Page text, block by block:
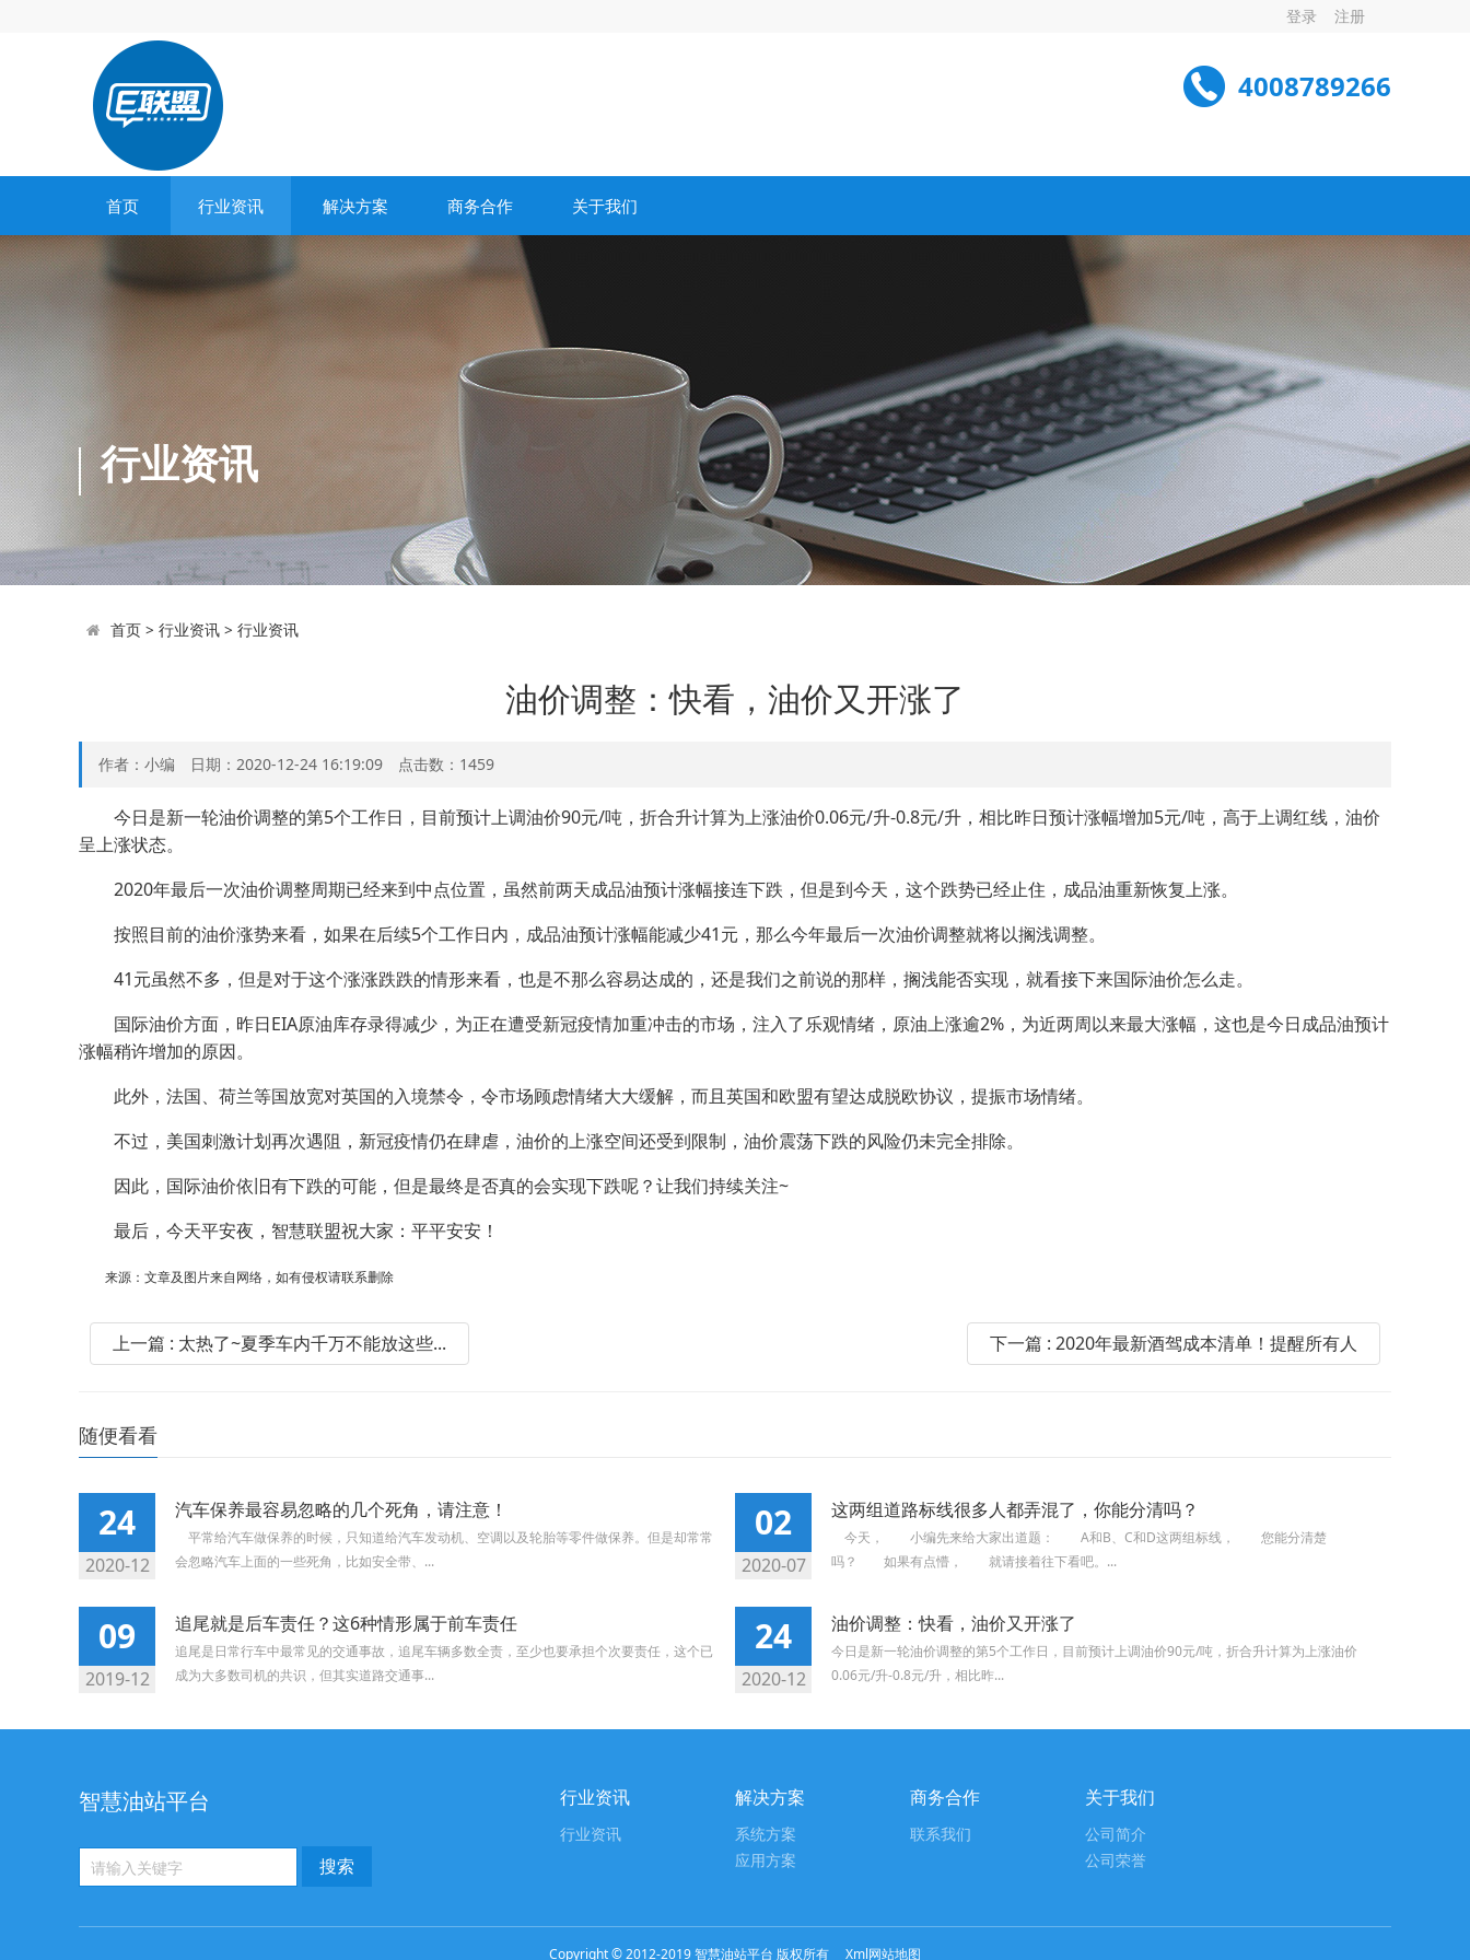
登录 注册
4008789266
首页 行业资讯 解决方案 商务合作 关于我们
行业资讯
首页> 行业资讯> 行业资讯
油价调整：快看，油价又开涨了
作者：小编 日期：2020-12-24 16:19:09 点击数： 1459
今日是新一轮油价调整的第5个工作日，目前预计上调油价90元/吨，折合升计算为上涨油价0.06元/升-0.8元/升，相比昨日预计涨幅增加5元/吨，高于上调红线，油价
呈上涨状态。
2020年最后一次油价调整周期已经来到中点位置，虽然前两天成品油预计涨幅接连下跌，但是到今天，这个跌势已经止住，成品油重新恢复上涨。
按照目前的油价涨势来看，如果在后续5个工作日内，成品油预计涨幅能减少41元，那么今年最后一次油价调整就将以搁浅调整。
41元虽然不多，但是对于这个涨涨跌跌的情形来看，也是不那么容易达成的，还是我们之前说的那样，搁浅能否实现，就看接下来国际油价怎么走。
国际油价方面，昨日EIA原油库存录得减少，为正在遭受新冠疫情加重冲击的市场，注入了乐观情绪，原油上涨逾2%，为近两周以来最大涨幅，这也是今日成品油预计
涨幅稍许增加的原因。
此外，法国、荷兰等国放宽对英国的入境禁令，令市场顾虑情绪大大缓解，而且英国和欧盟有望达成脱欧协议，提振市场情绪。
不过，美国刺激计划再次遇阻，新冠疫情仍在肆虐，油价的上涨空间还受到限制，油价震荡下跌的风险仍未完全排除。
因此，国际油价依旧有下跌的可能，但是最终是否真的会实现下跌呢？让我们持续关注~
最后，今天平安夜，智慧联盟祝大家：平平安安！
来源：文章及图片来自网络，如有侵权请联系删除
上一篇 : 太热了~夏季车内千万不能放这些... 下一篇 : 2020年最新酒驾成本清单！提醒所有人
随便看看
24
2020-12
汽车保养最容易忽略的几个死角，请注意！
平常给汽车做保养的时候，只知道给汽车发动机、空调以及轮胎等零件做保养。但是却常常
会忽略汽车上面的一些死角，比如安全带、...
02
2020-07
这两组道路标线很多人都弄混了，你能分清吗？
今天， 小编先来给大家出道题： A和B、C和D这两组标线， 您能分清楚
吗？ 如果有点懵， 就请接着往下看吧。...
09
2019-12
追尾就是后车责任？这6种情形属于前车责任
追尾是日常行车中最常见的交通事故，追尾车辆多数全责，至少也要承担个次要责任，这个已
成为大多数司机的共识，但其实道路交通事...
24
2020-12
油价调整：快看，油价又开涨了
今日是新一轮油价调整的第5个工作日，目前预计上调油价90元/吨，折合升计算为上涨油价
0.06元/升-0.8元/升，相比昨...
智慧油站平台 行业资讯
行业资讯
解决方案
系统方案
应用方案
商务合作
联系我们
关于我们
公司简介
公司荣誉
Copyright © 2012-2019 智慧油站平台 版权所有 Xml网站地图